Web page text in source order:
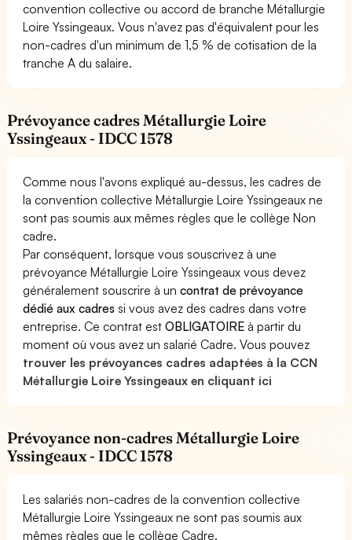
convention collective ou accord de branche Métallurgie
Loire Yssingeaux. Vous n'avez pas d'équivalent pour les
non-cadres d'un minimum de 1,5 % de cotisation de la
tranche A du salaire.
Prévoyance cadres Métallurgie Loire
Yssingeaux - IDCC 1578
Comme nous l'avons expliqué au-dessus, les cadres de
la convention collective Métallurgie Loire Yssingeaux ne
sont pas soumis aux mêmes règles que le collège Non
cadre.
Par conséquent, lorsque vous souscrivez à une
prévoyance Métallurgie Loire Yssingeaux vous devez
généralement souscrire à uncontrat de prévoyance
dédié aux cadres si vous avez des cadres dans votre
entreprise. Ce contrat estOBLIGATOIRE à partir du
moment où vous avez un salarié Cadre. Vous pouvez
trouver les prévoyances cadres adaptées à la CCN
Métallurgie Loire Yssingeaux en cliquant ici
Prévoyance non-cadres Métallurgie Loire
Yssingeaux - IDCC 1578
Les salariés non-cadres de la convention collective
Métallurgie Loire Yssingeaux ne sont pas soumis aux
mêmes règles que le collège Cadre.